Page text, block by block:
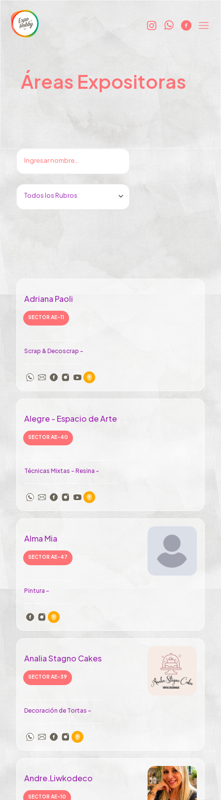
Áreas Expositoras
Adriana Paoli
SECTOR AE-11
Scrap & Decoscrap -
Alegre - Espacio de Arte
SECTOR AE-40
Técnicas Mixtas - Resina -
Alma Mia
SECTOR AE-47
Pintura -
Analia Stagno Cakes
SECTOR AE-39
Decoración de Tortas -
Andre.Liwkodeco
SECTOR AE-10